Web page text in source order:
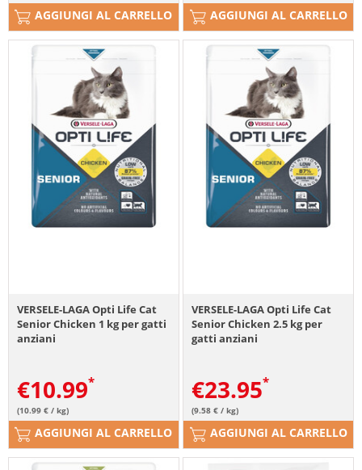
AGGIUNGI AL CARRELLO AGGIUNGI AL CARRELLO
VERSELE-LAGA Opti Life Cat
Senior Chicken 1 kg per gatti
anziani
€10.99
(10.99 € / kg)
AGGIUNGI AL CARRELLO
VERSELE-LAGA Opti Life Cat
Senior Chicken 2.5 kg per
gatti anziani
€23.95
(9.58 € / kg)
AGGIUNGI AL CARRELLO